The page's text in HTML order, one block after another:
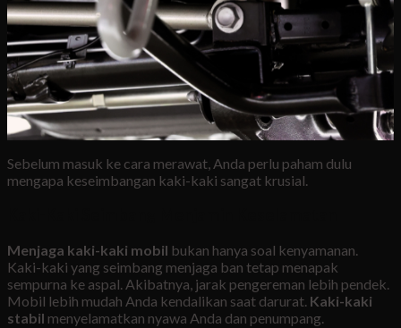
Sebelum masuk ke cara merawat, Anda perlu paham dulu
mengapa keseimbangan kaki-kaki sangat krusial.
Menjaga kaki-kaki mobil bukan hanya soal kenyamanan.
Kaki-kaki yang seimbang menjaga ban tetap menapak
sempurna ke aspal. Akibatnya, jarak pengereman lebih pendek.
Mobil lebih mudah Anda kendalikan saat darurat. Kaki-kaki
stabil menyelamatkan nyawa Anda dan penumpang.